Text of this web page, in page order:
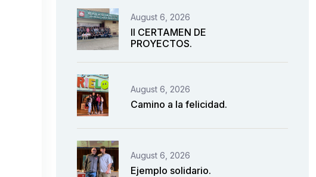
August 6, 2026
II CERTAMEN DE
PROYECTOS.
August 6, 2026
Camino a la felicidad.
August 6, 2026
Ejemplo solidario.